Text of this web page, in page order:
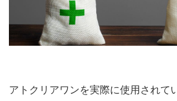
アトクリアワンを実際に使用されて